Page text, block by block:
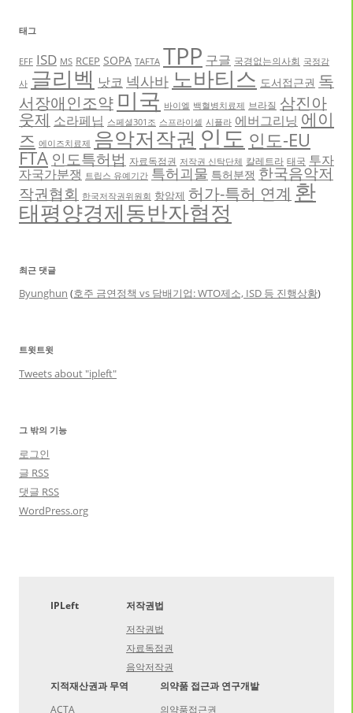
태그
EFF ISD MS RCEP SOPA TAFTA TPP 구글 국경없는의사회 국정감
사 글리벡 낫코 넥사바 노바티스 도서접근권 독
서장애인조약 미국 바이엘 백혈병치료제 브라질 삼진아
웃제 소라페닙 스페셜301조 스프라이셀 시플라 에버그리닝 에이
즈 에이즈치료제 음악저작권 인도 인도-EU
FTA 인도특허법 자료독점권 저작권 신탁단체 칼레트라 태국 투자
자국가분쟁 트립스 유예기간 특허괴물 특허분쟁 한국음악저
작권협회 한국저작권위원회 항암제 허가-특허 연계 환
태평양경제동반자협정
최근 댓글
Byunghun (호주 금연정책 vs 담배기업: WTO제소, ISD 등 진행상황)
트윗트윗
Tweets about "ipleft"
그 밖의 기능
로그인
글 RSS
댓글 RSS
WordPress.org
IPLeft
저작권법
저작권법
자료독점권
음악저작권
지적재산권과 무역
ACTA
의약품 접근과 연구개발
의약품접근권